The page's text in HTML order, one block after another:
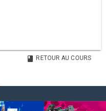
RETOUR AU COURS